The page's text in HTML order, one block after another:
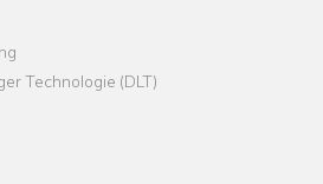
Technologie (DLT)